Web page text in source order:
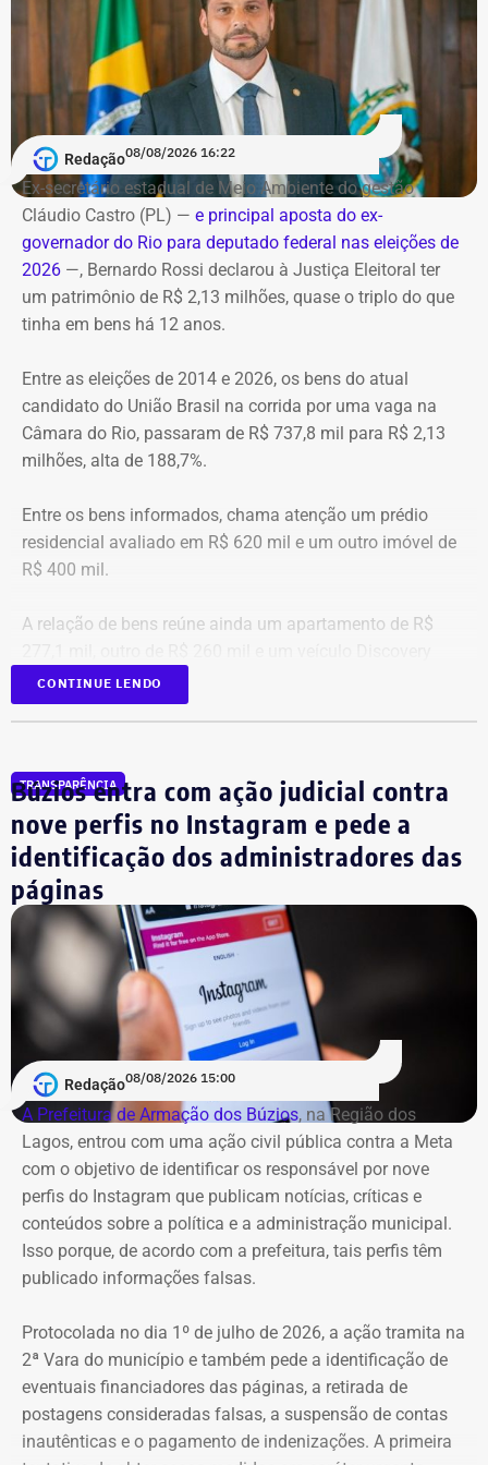
Serviço
Debate entre candidatos ao governo do estado do Rio de
Janeiro
Data: domingo, 09 de agosto de 2026
Horário: 20h
Transmissão: Canal Band, BandNews FM e YouTube do
TEMPO REAL
Pré-hora: 19h, com cobertura especial pelo YouTube do
TEMPO REAL
Bombeiros encontraram as vítimas
carbonizadas
O helicóptero explodiu ao cair na encosta, e chamas se
alastraram pela mata. De acordo com o Corpo de
Bombeiros, agentes especializados em combate a
incêndios florestais foram mobilizados e conseguiram
controlar o fogo.
A operação mobilizou cerca de 40 militares, 11 viaturas e
4 unidades operacionais.
Redação08/08/2026 16:22
Ex-secretário estadual de Meio Ambiente do gestão
Cláudio Castro (PL) — e principal aposta do ex-
governador do Rio para deputado federal nas eleições de
2026 —, Bernardo Rossi declarou à Justiça Eleitoral ter
um patrimônio de R$ 2,13 milhões, quase o triplo do que
tinha em bens há 12 anos.
Entre as eleições de 2014 e 2026, os bens do atual
candidato do União Brasil na corrida por uma vaga na
Câmara do Rio, passaram de R$ 737,8 mil para R$ 2,13
milhões, alta de 188,7%.
Entre os bens informados, chama atenção um prédio
residencial avaliado em R$ 620 mil e um outro imóvel de
R$ 400 mil.
A relação de bens reúne ainda um apartamento de R$
D300, ano 2023, declarado por R$ 330 mil. Também
aparecem na lista cerca de R$ 177 mil em aplicações e
CONTINUE LENDO
TRANSPARÊNCIA
Búzios entra com ação judicial contra
nove perfis no Instagram e pede a
identificação dos administradores das
páginas
Redação08/08/2026 15:00
A Prefeitura de Armação dos Búzios, na Região dos
Lagos, entrou com uma ação civil pública contra a Meta
com o objetivo de identificar os responsável por nove
perfis do Instagram que publicam notícias, críticas e
conteúdos sobre a política e a administração municipal.
Isso porque, de acordo com a prefeitura, tais perfis têm
publicado informações falsas.
Protocolada no dia 1º de julho de 2026, a ação tramita na
2ª Vara do município e também pede a identificação de
eventuais financiadores das páginas, a retirada de
postagens consideradas falsas, a suspensão de contas
inautênticas e o pagamento de indenizações. A primeira